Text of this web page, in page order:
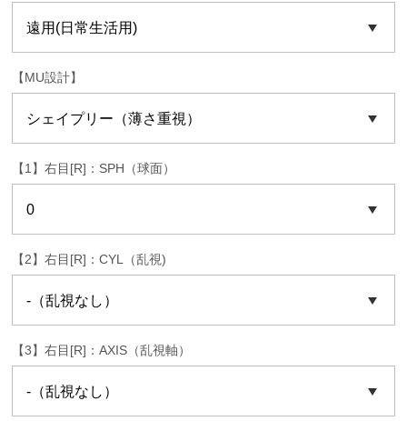
【MU設計】
【1】右目[R]：SPH（球面）
【2】右目[R]：CYL（乱視)
【3】右目[R]：AXIS（乱視軸）